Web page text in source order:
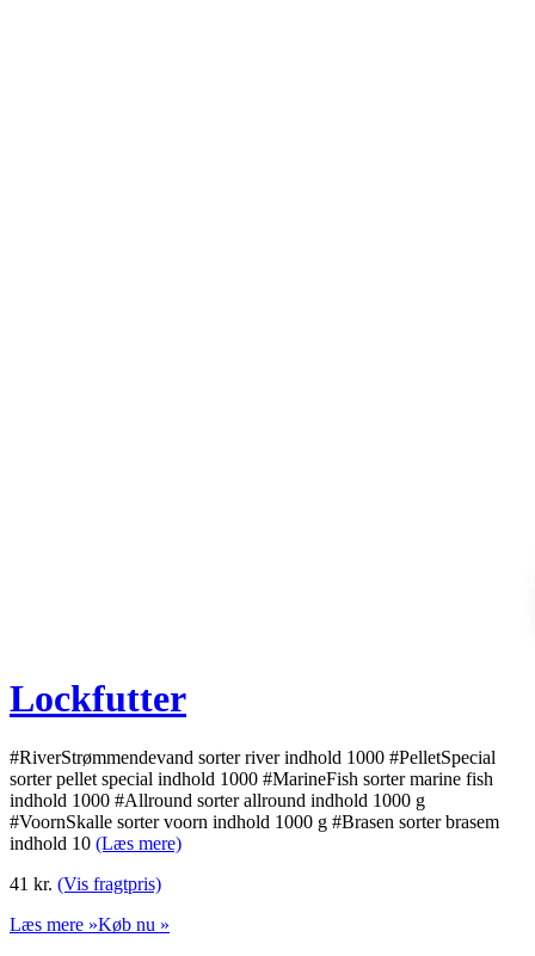
Lockfutter
#RiverStrømmendevand sorter river indhold 1000 #PelletSpecial
sorter pellet special indhold 1000 #MarineFish sorter marine fish
indhold 1000 #Allround sorter allround indhold 1000 g
#VoornSkalle sorter voorn indhold 1000 g #Brasen sorter brasem
indhold 10 (Læs mere)
41 kr. (Vis fragtpris)
Læs mere »Køb nu »